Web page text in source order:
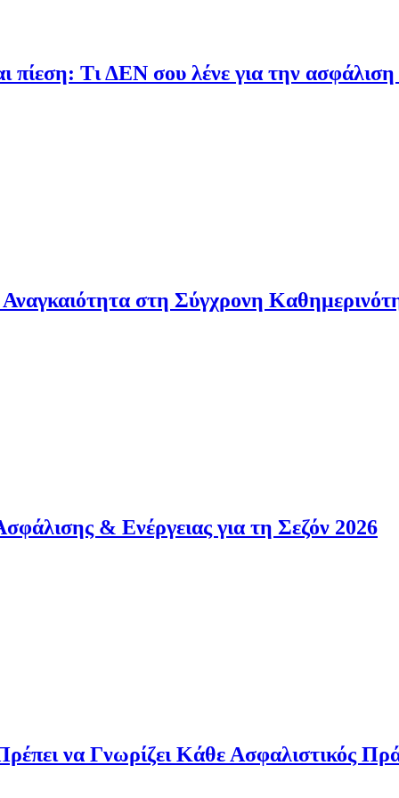
ΔΕΝ σου λένε για την ασφάλιση δανείου
στη Σύγχρονη Καθημερινότητα
Ενέργειας για τη Σεζόν 2026
Κάθε Ασφαλιστικός Πράκτορας